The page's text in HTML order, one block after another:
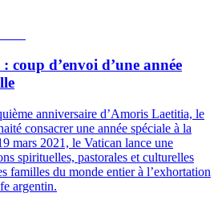
coup d’envoi d’une année
anniversaire d’Amoris Laetitia, le
consacrer une année spéciale à la
mars 2021, le Vatican lance une
spirituelles, pastorales et culturelles
familles du monde entier à l’exhortation
argentin.